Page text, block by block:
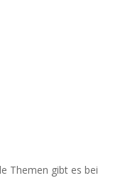
Themen gibt es bei